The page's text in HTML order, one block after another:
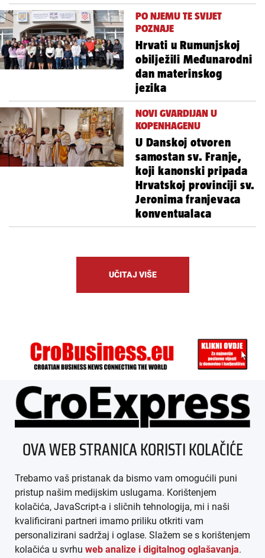
PO NJEMU TE SVIJET
POZNAJE
Hrvati u Rumunjskoj
obilježili Međunarodni
dan materinskog
jezika
NOVI GVARDIJAN U
KOPENHAGENU
U Danskoj otvoren
samostan sv. Franje,
koji kanonski pripada
Hrvatskoj provinciji sv.
Jeronima franjevaca
konventualaca
UČITAJ VIŠE
ÜBER UNS
IMPRESSUM
AGB
DATENSCHUTZ
MEDIADATEN
OVA WEB STRANICA KORISTI KOLAČIĆE
Trebamo vaš pristanak da bismo vam omogućili puni
pristup našim medijskim uslugama. Korištenjem
kolačića, JavaScript-a i sličnih tehnologija, mi i naši
kvalificirani partneri imamo priliku otkriti vam
personalizirani sadržaj i oglase. Slažem se s korištenjem
kolačića u svrhu web analize i digitalnog oglašavanja.